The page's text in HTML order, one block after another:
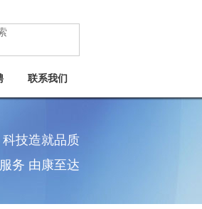
联系我们
科技造就品质
务 由康至达